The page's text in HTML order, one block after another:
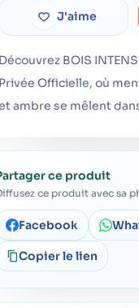
J'aime
Découvrez BOIS
Privée Officielle, où
ambre se mêlent
ce produit
ce produit avec sa
Facebook
Copier le lien